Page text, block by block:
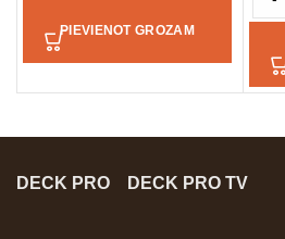
PIEVIENOT GROZAM
DECK PRO DECK PRO TV